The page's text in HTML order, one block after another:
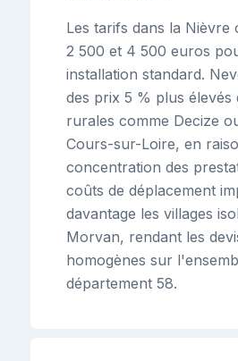
Les tarifs dans la Nièvre
2 500 et 4 500 euros
installation standard.
des prix 5 % plus élevés
rurales comme Decize
Cours-sur-Loire, en
concentration des
coûts de déplacement
davantage les villages
Morvan, rendant les
homogènes sur
département 58.